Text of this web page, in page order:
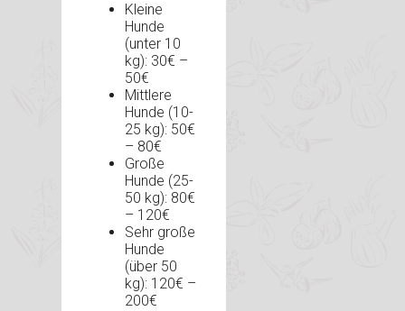
Kleine
Hunde
(unter 10
kg): 30€ –
50€
Mittlere
Hunde (10-
25 kg): 50€
– 80€
Große
Hunde (25-
50 kg): 80€
– 120€
Sehr große
Hunde
(über 50
kg): 120€ –
200€